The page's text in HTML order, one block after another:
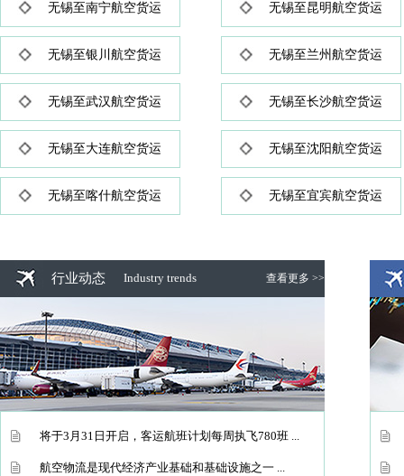
无锡至南宁航空货运 无锡至昆明航空货运
无锡至银川航空货运 无锡至兰州航空货运
无锡至武汉航空货运 无锡至长沙航空货运
无锡至大连航空货运 无锡至沈阳航空货运
无锡至喀什航空货运 无锡至宜宾航空货运
行业动态 Industry trends 查看更多 >>
将于3月31日开启，客运航班计划每周执飞780班 ...
航空物流是现代经济产业基础和基础设施之一 ...